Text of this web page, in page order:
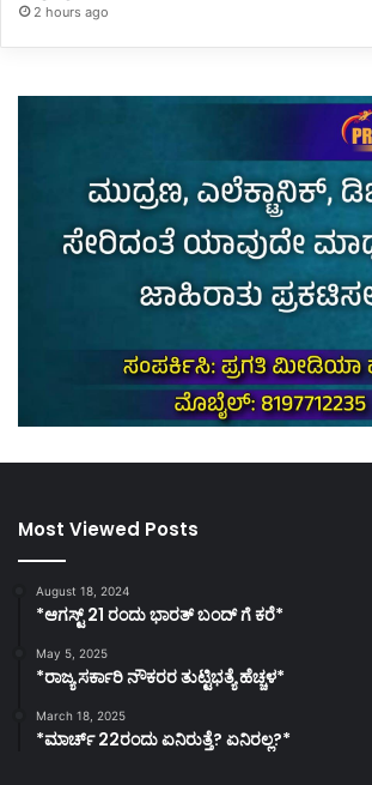
2 hours ago
Most Viewed Posts
August 18, 2024
*ಆಗಸ್ಟ್ 21 ರಂದು ಭಾರತ್‌ ಬಂದ್‌ ಗೆ ಕರೆ*
May 5, 2025
*ರಾಜ್ಯ ಸರ್ಕಾರಿ ನೌಕರರ ತುಟ್ಟಿಭತ್ಯೆ ಹೆಚ್ಚಳ*
March 18, 2025
*ಮಾರ್ಚ್ 22ರಂದು ಏನಿರುತ್ತೆ? ಏನಿರಲ್ಲ?*